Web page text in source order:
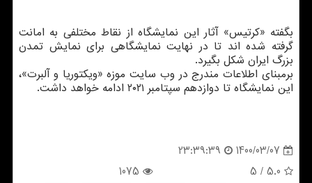
بگفته «کرتیس» آثار این نمایشگاه از نقاط مختلفی به امانت
گرفته شده اند تا در نهایت نمایشگاهی برای نمایش تمدن
بزرگ ایران شکل بگیرد.
برمبنای اطلاعات مندرج در وب سایت موزه «ویکتوریا و آلبرت»،
این نمایشگاه تا دوازدهم سپتامبر ۲۰۲۱ ادامه خواهد داشت.
1400/03/07
23:39:39
5.0
/ 5
1075